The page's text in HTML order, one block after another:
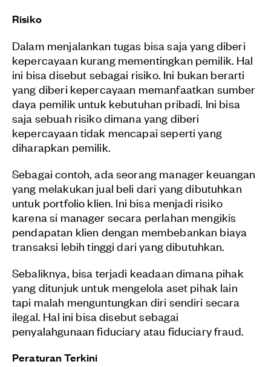
Risiko
Dalam menjalankan tugas bisa saja yang diberi
kepercayaan kurang mementingkan pemilik. Hal
ini bisa disebut sebagai risiko. Ini bukan berarti
yang diberi kepercayaan memanfaatkan sumber
daya pemilik untuk kebutuhan pribadi. Ini bisa
saja sebuah risiko dimana yang diberi
kepercayaan tidak mencapai seperti yang
diharapkan pemilik.
Sebagai contoh, ada seorang manager keuangan
yang melakukan jual beli dari yang dibutuhkan
untuk portfolio klien. Ini bisa menjadi risiko
karena si manager secara perlahan mengikis
pendapatan klien dengan membebankan biaya
transaksi lebih tinggi dari yang dibutuhkan.
Sebaliknya, bisa terjadi keadaan dimana pihak
yang ditunjuk untuk mengelola aset pihak lain
tapi malah menguntungkan diri sendiri secara
ilegal. Hal ini bisa disebut sebagai
penyalahgunaan fiduciary atau fiduciary fraud.
Peraturan Terkini